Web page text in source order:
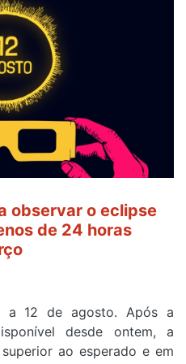
observar o eclipse
de 24 horas
a 12 de agosto. Após a
desde ontem, a
ao esperado e em